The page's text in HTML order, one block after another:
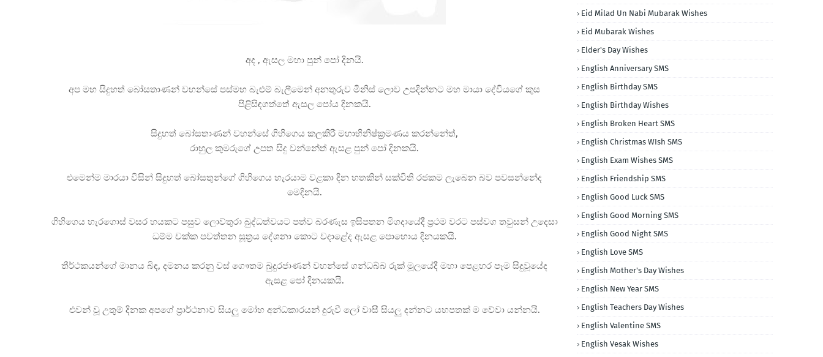
අද , ඇසල මහා පුන් පෝ දිනයි.
අප මහ සිදුහත් බෝසතාණන් වහන්සේ පස්මහ බැළුම් බැලීමෙන් අනතුරුව මිනිස් ලොව උපදින්නට මහ මායා දේවියගේ කුස
පිළිසිඳගත්තේ ඇසල පෝය දිනකයි.
සිදුහත් බෝසතාණන් වහන්සේ ගිහිගෙය කලකිරී මහාභිනිෂ්ක්රමණය කරන්නේත්,
රාහුල කුමරුගේ උපත සිදු වන්නේත් ඇසළ පුන් පෝ දිනකයි.
එමෙන්ම මාරයා විසින් සිදුහත් බෝසතුන්ගේ ගිහිගෙය හැරයාම වළකා දින හතකින් සක්විති රජකම ලැබෙන බව පවසන්නේද
මෙදිනයි.
ගිහිගෙය හැරගොස් වසර හයකට පසුව ලොව්තුරා බුද්ධත්වයට පත්ව බරණැස ඉසිපතන මිගදායේදී ප්රථම වරට පස්වග තවුසන් උදෙසා
ධම්ම චක්ක පවත්තන සූත්රය දේශනා කොට වදාළේද ඇසළ පොහොය දිනයකයි.
තීර්ථකයන්ගේ මානය බිඳ, දමනය කරනු වස් ගෞතම බුදුරජාණන් වහන්සේ ගන්ධබ්බ රුක් මූලයේදී මහා පෙළහර පෑම සිදුවූයේද
ඇසළ පෝ දිනයකයි.
එවන් වූ උතුම් දිනක අපගේ ප්රාර්ථනාව සියලු මෝහ අන්ධකාරයන් දුරුවී ලෝ වාසී සියලු දන්නට යහපතක් ම වේවා යන්නයි.
Eid Milad Un Nabi Mubarak Wishes
Eid Mubarak Wishes
Elder's Day Wishes
English Anniversary SMS
English Birthday SMS
English Birthday Wishes
English Broken Heart SMS
English Christmas WIsh SMS
English Exam Wishes SMS
English Friendship SMS
English Good Luck SMS
English Good Morning SMS
English Good Night SMS
English Love SMS
English Mother's Day Wishes
English New Year SMS
English Teachers Day Wishes
English Valentine SMS
English Vesak Wishes